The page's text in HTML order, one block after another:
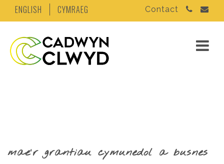
ENGLISH CYMRAEG Contact
mae’r grantiau cymunedol a busnes